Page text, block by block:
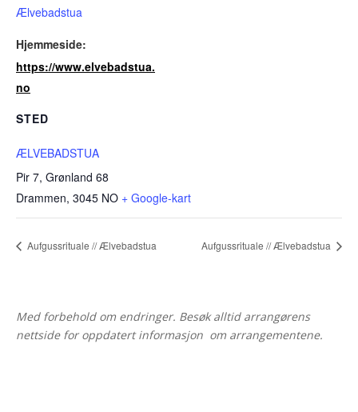
Ælvebadstua
Hjemmeside:
https://www.elvebadstua.
no
STED
ÆLVEBADSTUA
Pir 7, Grønland 68
Drammen, 3045 NO + Google-kart
Aufgussrituale // Ælvebadstua Aufgussrituale // Ælvebadstua
Med forbehold om endringer. Besøk alltid arrangørens
nettside for oppdatert informasjon om arrangementene.